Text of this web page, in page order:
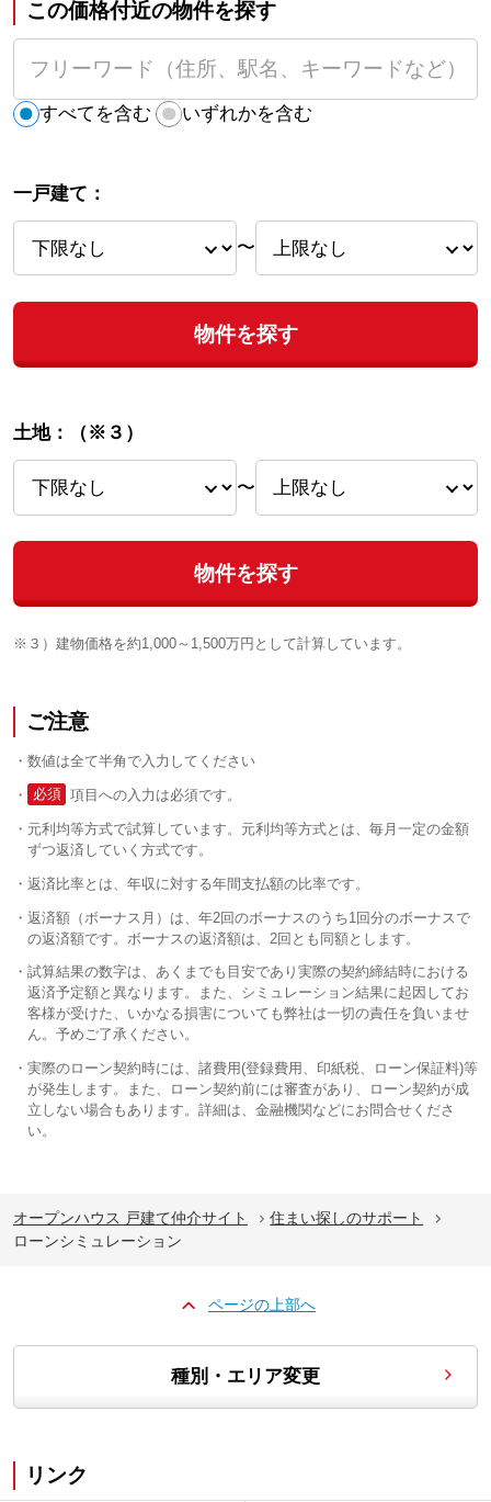
この価格付近の物件を探す
すべてを含む いずれかを含む
一戸建て：
〜
物件を探す
土地： （※３）
〜
物件を探す
※３）建物価格を約1,000～1,500万円として計算しています。
ご注意
数値は全て半角で入力してください
必須 項目への入力は必須です。
元利均等方式で試算しています。元利均等方式とは、毎月一定の金額
ずつ返済していく方式です。
返済比率とは、年収に対する年間支払額の比率です。
返済額（ボーナス月）は、年2回のボーナスのうち1回分のボーナスで
の返済額です。ボーナスの返済額は、2回とも同額とします。
試算結果の数字は、あくまでも目安であり実際の契約締結時における
返済予定額と異なります。また、シミュレーション結果に起因してお
客様が受けた、いかなる損害についても弊社は一切の責任を負いませ
ん。予めご了承ください。
実際のローン契約時には、諸費用(登録費用、印紙税、ローン保証料)等
が発生します。また、ローン契約前には審査があり、ローン契約が成
立しない場合もあります。詳細は、金融機関などにお問合せくださ
い。
オープンハウス 戸建て仲介サイト
住まい探しのサポート
ローンシミュレーション
ページの上部へ
種別・エリア変更
リンク